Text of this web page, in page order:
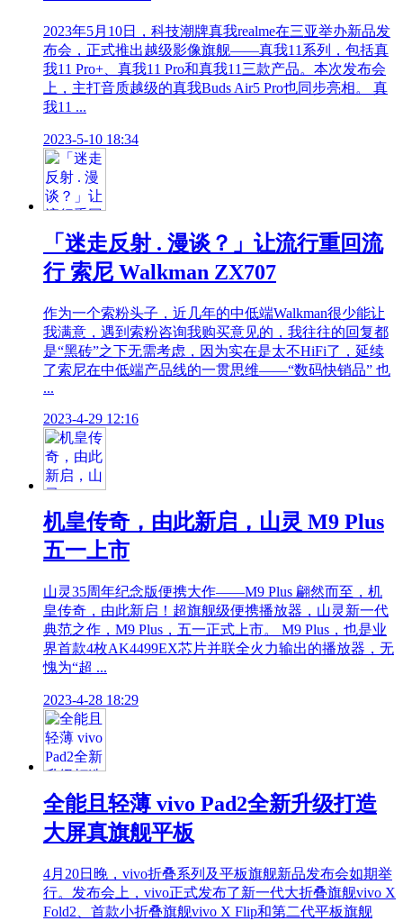
2023年5月10日，科技潮牌真我realme在三亚举办新品发
布会，正式推出越级影像旗舰——真我11系列，包括真
我11 Pro+、真我11 Pro和真我11三款产品。本次发布会
上，主打音质越级的真我Buds Air5 Pro也同步亮相。 真
我11 ...
2023-5-10 18:34
「迷走反射 . 漫谈？」让流行重回流
行 索尼 Walkman ZX707
作为一个索粉头子，近几年的中低端Walkman很少能让
我满意，遇到索粉咨询我购买意见的，我往往的回复都
是“黑砖”之下无需考虑，因为实在是太不HiFi了，延续
了索尼在中低端产品线的一贯思维——“数码快销品” 也
...
2023-4-29 12:16
机皇传奇，由此新启，山灵 M9 Plus
五一上市
山灵35周年纪念版便携大作——M9 Plus 翩然而至，机
皇传奇，由此新启！超旗舰级便携播放器，山灵新一代
典范之作，M9 Plus，五一正式上市。 M9 Plus，也是业
界首款4枚AK4499EX芯片并联全火力输出的播放器，无
愧为“超 ...
2023-4-28 18:29
全能且轻薄 vivo Pad2全新升级打造
大屏真旗舰平板
4月20日晚，vivo折叠系列及平板旗舰新品发布会如期举
行。发布会上，vivo正式发布了新一代大折叠旗舰vivo X
Fold2、首款小折叠旗舰vivo X Flip和第二代平板旗舰